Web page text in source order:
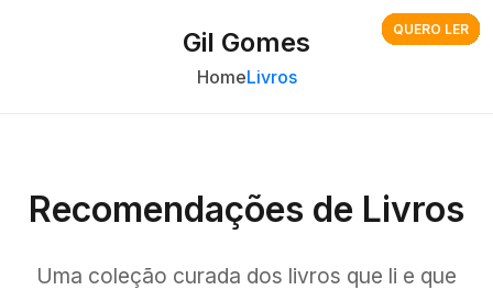
Gil Gomes
HomeLivros
Recomendações de Livros
Uma coleção curada dos livros que li e que
QUERO LER
QUERO LER
QUERO LER
QUERO LER
LIDO
QUERO LER
LIDO
QUERO LER
QUERO LER
LIDO
LIDO
LIDO
QUERO LER
QUERO LER